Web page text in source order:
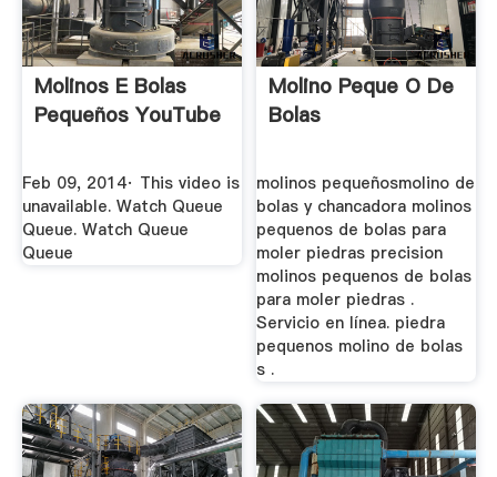
Molinos E Bolas
Pequeños YouTube
Feb 09, 2014· This video is
unavailable. Watch Queue
Queue. Watch Queue
Queue
Molino Peque O De
Bolas
molinos pequeñosmolino de
bolas y chancadora molinos
pequenos de bolas para
moler piedras precision
molinos pequenos de bolas
para moler piedras .
Servicio en línea. piedra
pequenos molino de bolas
s .